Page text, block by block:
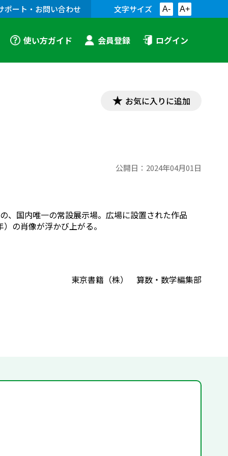
ポート・お問い合わせ 文字サイズ A- A+
使い方ガイド 会員登録 ログイン
お気に入りに追加
公開日： 2024年04月01日
、国内唯一の常設展示場。広場に設置された作品
の肖像が浮かび上がる。
東京書籍（株） 算数・数学編集部